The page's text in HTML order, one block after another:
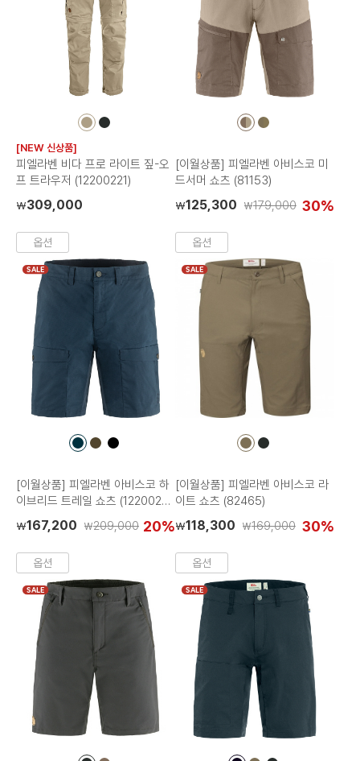
컬
컬
[NEW 신상품]
피엘라벤 비다 프로 라이트 짚-오
프 트라우저 (12200221)
₩309,000
옵션
컬
컬
[이월상품] 피엘라벤 아비스코 미
드서머 쇼츠 (81153)
₩125,300 ₩179,000 30%
옵션
SALE
컬
컬
컬
[이월상품] 피엘라벤 아비스코 하
이브리드 트레일 쇼츠 (1220020
₩167,200 ₩209,000 20%
옵션
SALE
컬
컬
[이월상품] 피엘라벤 아비스코 라
이트 쇼츠 (82465)
₩118,300 ₩169,000 30%
옵션
SALE SALE